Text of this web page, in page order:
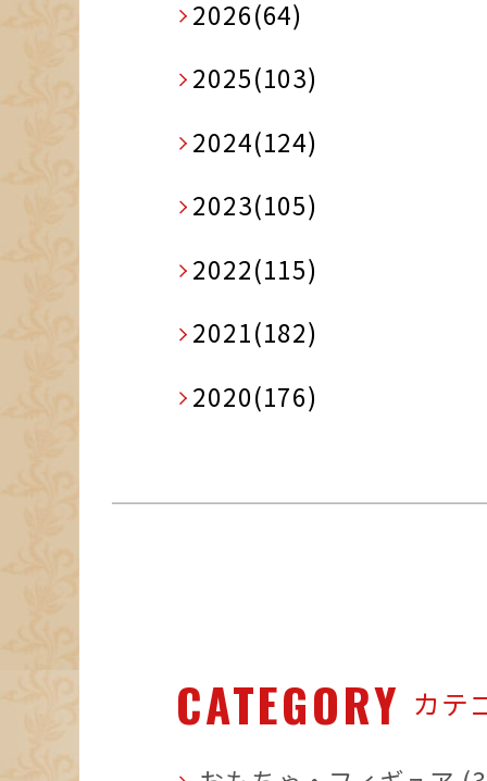
2026(64)
2025(103)
2024(124)
2023(105)
2022(115)
2021(182)
2020(176)
CATEGORY カテ